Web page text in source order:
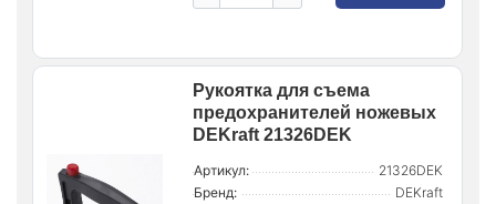
Рукоятка для съема
предохранителей ножевых
DEKraft 21326DEK
Артикул:
21326DEK
Бренд:
DEKraft